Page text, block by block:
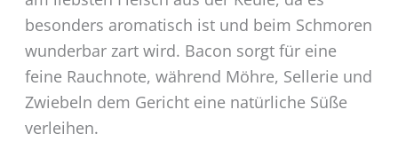
besonders aromatisch ist und beim Schmoren
wunderbar zart wird. Bacon sorgt für eine
feine Rauchnote, während Möhre, Sellerie und
Zwiebeln dem Gericht eine natürliche Süße
verleihen.